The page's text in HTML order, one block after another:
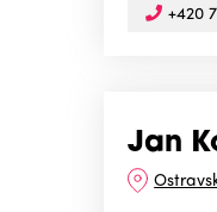
+420
Jan